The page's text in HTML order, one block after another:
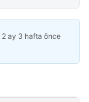
2 ay 3 hafta önce